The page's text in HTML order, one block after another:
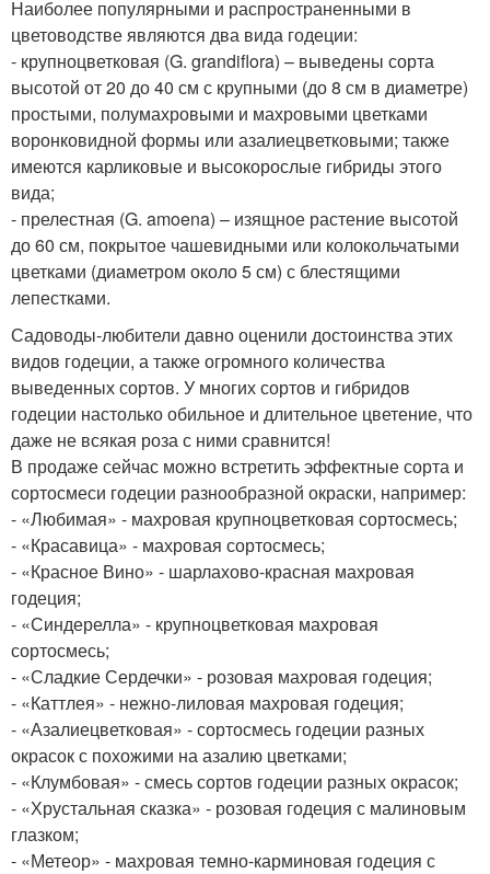
Наиболее популярными и распространенными в
цветоводстве являются два вида годеции:
- крупноцветковая (G. grandiflora) – выведены сорта
высотой от 20 до 40 см с крупными (до 8 см в диаметре)
простыми, полумахровыми и махровыми цветками
воронковидной формы или азалиецветковыми; также
имеются карликовые и высокорослые гибриды этого
вида;
- прелестная (G. amoena) – изящное растение высотой
до 60 см, покрытое чашевидными или колокольчатыми
цветками (диаметром около 5 см) с блестящими
лепестками.
Садоводы-любители давно оценили достоинства этих
видов годеции, а также огромного количества
выведенных сортов. У многих сортов и гибридов
годеции настолько обильное и длительное цветение, что
даже не всякая роза с ними сравнится!
В продаже сейчас можно встретить эффектные сорта и
сортосмеси годеции разнообразной окраски, например:
- «Любимая» - махровая крупноцветковая сортосмесь;
- «Красавица» - махровая сортосмесь;
- «Красное Вино» - шарлахово-красная махровая
годеция;
- «Синдерелла» - крупноцветковая махровая
сортосмесь;
- «Сладкие Сердечки» - розовая махровая годеция;
- «Каттлея» - нежно-лиловая махровая годеция;
- «Азалиецветковая» - сортосмесь годеции разных
окрасок с похожими на азалию цветками;
- «Клумбовая» - смесь сортов годеции разных окрасок;
- «Хрустальная сказка» - розовая годеция с малиновым
глазком;
- «Метеор» - махровая темно-карминовая годеция с